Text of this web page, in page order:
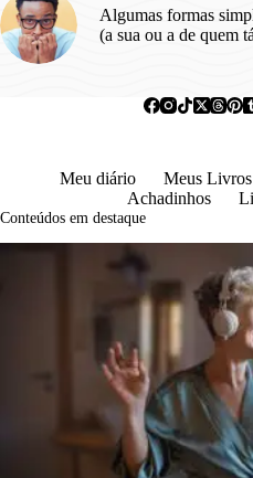
Algumas formas
(a sua ou a de quem
Meu diário Meus Livros
Achadinhos
Conteúdos em destaque